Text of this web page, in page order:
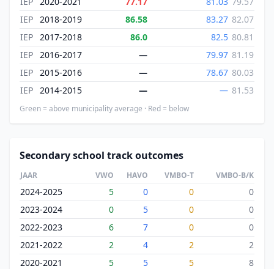
IEP
2018-2019 86.58 83.27 82.07
IEP
2017-2018 86.0 82.5 80.81
IEP
2016-2017 — 79.97 81.19
IEP
2015-2016 — 78.67 80.03
IEP
2014-2015 — — 81.53
Green = above municipality average · Red = below
Secondary school track outcomes
JAAR VWO HAVO VMBO-T VMBO-B/K
2024-2025 5 0 0
0
2023-2024
0 5 0
0
2022-2023
6 7 0
0
2021-2022
2 4 2
2
2020-2021
5 5 5
8